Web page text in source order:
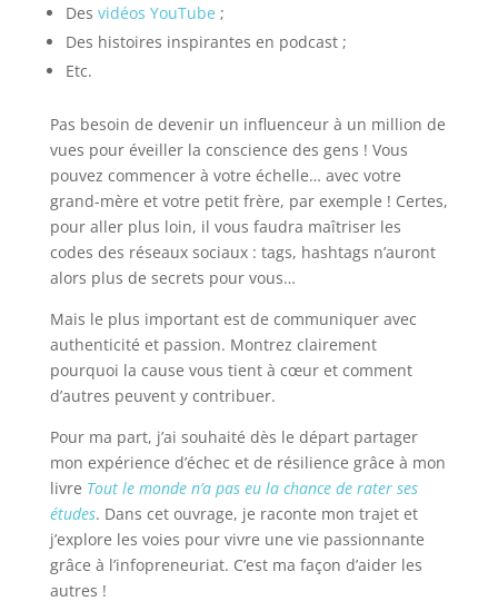
Des vidéos YouTube ;
Des histoires inspirantes en podcast ;
Etc.
Pas besoin de devenir un influenceur à un million de
vues pour éveiller la conscience des gens ! Vous
pouvez commencer à votre échelle… avec votre
grand-mère et votre petit frère, par exemple ! Certes,
pour aller plus loin, il vous faudra maîtriser les
codes des réseaux sociaux : tags, hashtags n’auront
alors plus de secrets pour vous…
Mais le plus important est de communiquer avec
authenticité et passion. Montrez clairement
pourquoi la cause vous tient à cœur et comment
d’autres peuvent y contribuer.
Pour ma part, j’ai souhaité dès le départ partager
mon expérience d’échec et de résilience grâce à mon
livre Tout le monde n’a pas eu la chance de rater ses
études. Dans cet ouvrage, je raconte mon trajet et
j’explore les voies pour vivre une vie passionnante
grâce à l’infopreneuriat. C’est ma façon d’aider les
autres !